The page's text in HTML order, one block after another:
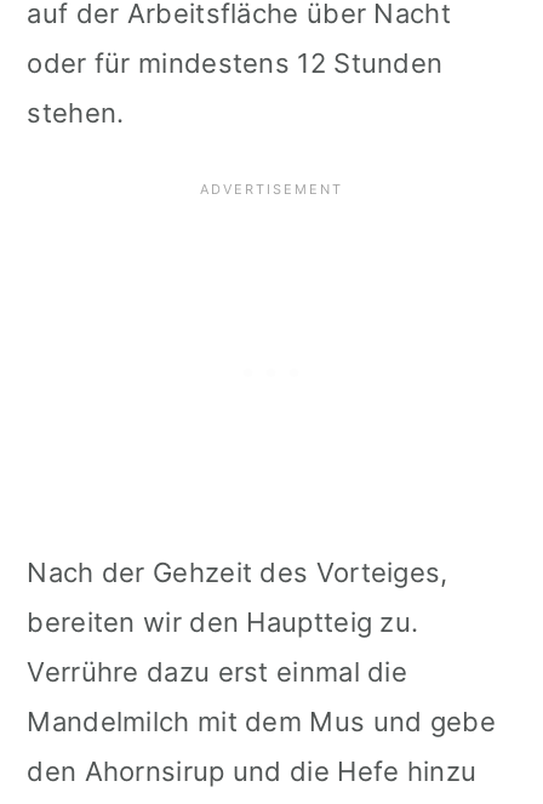
auf der Arbeitsfläche über Nacht
oder für mindestens 12 Stunden
stehen.
Nach der Gehzeit des Vorteiges,
bereiten wir den Hauptteig zu.
Verrühre dazu erst einmal die
Mandelmilch mit dem Mus und gebe
den Ahornsirup und die Hefe hinzu